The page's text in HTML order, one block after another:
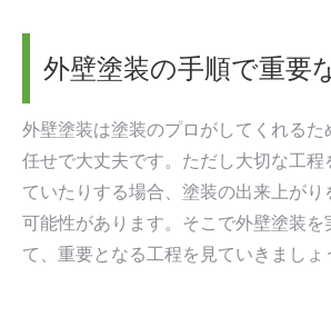
外壁塗装の手順で重要
外壁塗装は塗装のプロがしてくれるた
任せで大丈夫です。ただし大切な工程
ていたりする場合、塗装の出来上がり
可能性があります。そこで外壁塗装を
て、重要となる工程を見ていきましょ